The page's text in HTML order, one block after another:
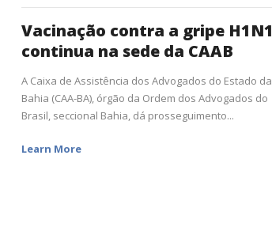
Vacinação contra a gripe H1N1
continua na sede da CAAB
A Caixa de Assistência dos Advogados do Estado da
Bahia (CAA-BA), órgão da Ordem dos Advogados do
Brasil, seccional Bahia, dá prosseguimento...
Learn More